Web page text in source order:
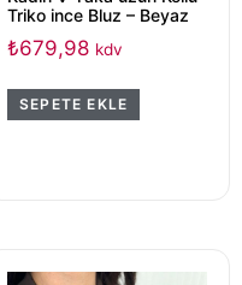
Triko ince Bluz – Beyaz
₺679,98 kdv
SEPETE EKLE